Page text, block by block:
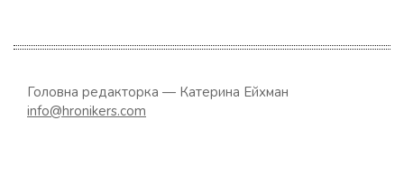
Головна редакторка — Катерина Ейхман
info@hronikers.com